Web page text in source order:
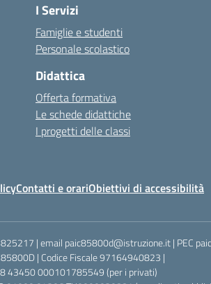
I Servizi
Famiglie e studenti
Personale scolastico
Didattica
Offerta formativa
Le schede didattiche
I progetti delle classi
Contatti e orariObiettivi di accessibilità
| email paic85800d@istruzione.it | PEC
| Codice Fiscale 97164940823 |
43450 000101785549 (per i privati)